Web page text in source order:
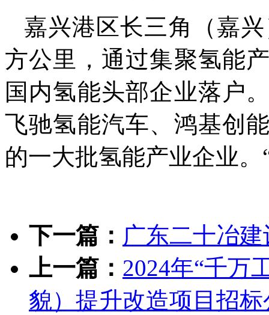
嘉兴港区长三角（嘉
方公里，通过集聚氢能
国内氢能头部企业落户
飞驰氢能汽车、鸿基创
的一大批氢能产业企业
下一篇： 广东二十冶
上一篇： 2024年“千万
貌）提升改造项目招标